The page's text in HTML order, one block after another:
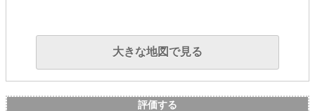
大きな地図で見る
評価する